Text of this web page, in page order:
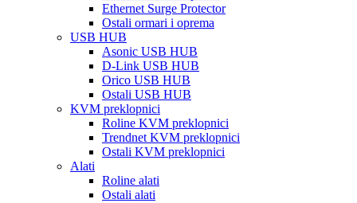
Ethernet Surge Protector
Ostali ormari i oprema
USB HUB
Asonic USB HUB
D-Link USB HUB
Orico USB HUB
Ostali USB HUB
KVM preklopnici
Roline KVM preklopnici
Trendnet KVM preklopnici
Ostali KVM preklopnici
Alati
Roline alati
Ostali alati